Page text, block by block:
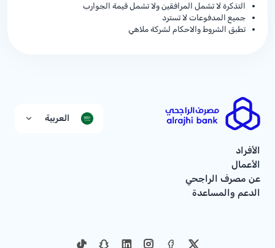
التذكرة لا تشمل المرافقين ولا تشمل قيمة الجوارب
جميع المدفوعات لا تسترد
تطبق الشروط والاحكام لشركة ملاهي
العربية
الأفراد
الأعمال
عن مصرف الراجحي
الدعم والمساعدة